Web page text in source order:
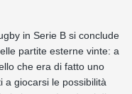
in Serie B si conclude
partite esterne vinte: a
che era di fatto uno
a giocarsi le possibilità